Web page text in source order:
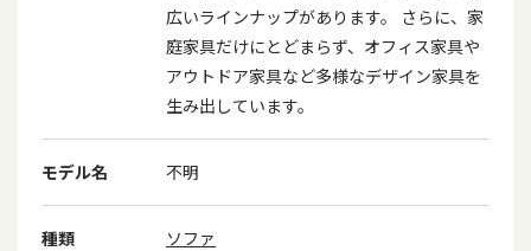
広いラインナップがあります。 さらに、家
庭家具だけにとどまらず、オフィス家具や
アウトドア家具など多様なデザイン家具を
生み出しています。
モデル名 不明
種類 ソファ